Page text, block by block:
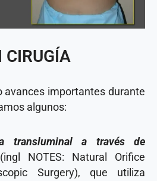
CIRUGÍA
avances importantes durante
algunos:
transluminal a través de
NOTES: Natural Orifice
Surgery), que utiliza